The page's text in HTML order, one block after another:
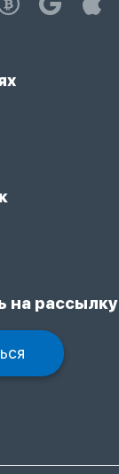
на рассылку